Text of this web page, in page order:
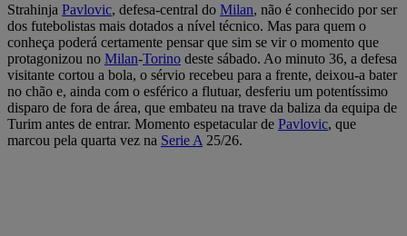
Strahinja Pavlovic, defesa-central do Milan, não é conhecido por ser
dos futebolistas mais dotados a nível técnico. Mas para quem o
conheça poderá certamente pensar que sim se vir o momento que
protagonizou no Milan-Torino deste sábado. Ao minuto 36, a defesa
visitante cortou a bola, o sérvio recebeu para a frente, deixou-a bater
no chão e, ainda com o esférico a flutuar, desferiu um potentíssimo
disparo de fora de área, que embateu na trave da baliza da equipa de
Turim antes de entrar. Momento espetacular de Pavlovic, que
marcou pela quarta vez na Serie A 25/26.